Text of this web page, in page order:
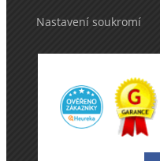
Nastavení soukromí